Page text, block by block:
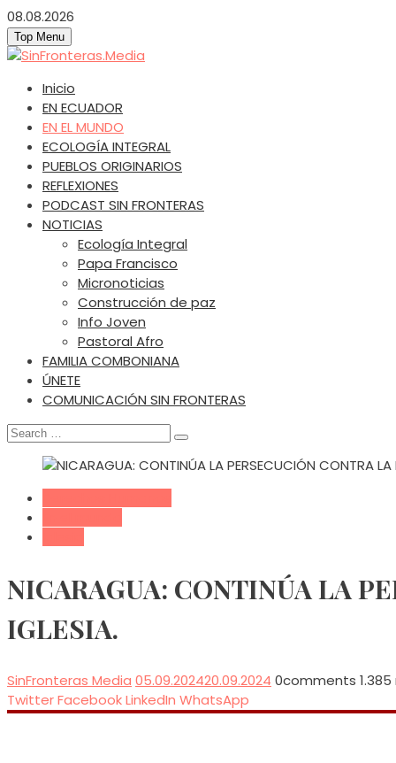
Skip
to
content
08.08.2026
Top Menu
Inicio
EN ECUADOR
EN EL MUNDO
ECOLOGÍA INTEGRAL
PUEBLOS ORIGINARIOS
REFLEXIONES
PODCAST SIN FRONTERAS
NOTICIAS
Ecología Integral
Papa Francisco
Micronoticias
Construcción de paz
Info Joven
Pastoral Afro
FAMILIA COMBONIANA
ÚNETE
COMUNICACIÓN SIN FRONTERAS
Search
NICARAGUA: CONTINÚA LA
IGLESIA.
SinFronteras Media 05.09.202420.09.2024 0comments
TwitterFacebookLinkedIn WhatsApp